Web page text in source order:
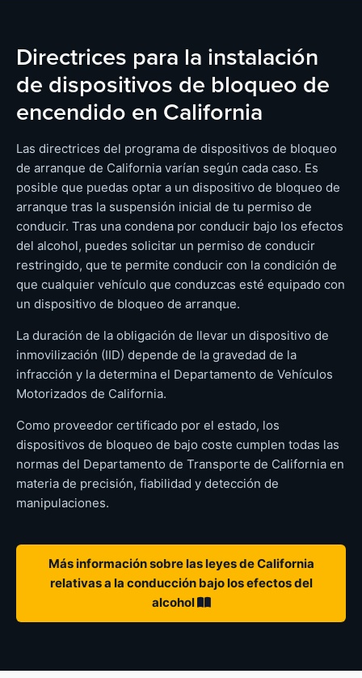
Directrices para la instalación
de dispositivos de bloqueo de
encendido en California
Las directrices del programa de dispositivos de bloqueo
de arranque de California varían según cada caso. Es
posible que puedas optar a un dispositivo de bloqueo de
arranque tras la suspensión inicial de tu permiso de
conducir. Tras una condena por conducir bajo los efectos
del alcohol, puedes solicitar un permiso de conducir
restringido, que te permite conducir con la condición de
que cualquier vehículo que conduzcas esté equipado con
un dispositivo de bloqueo de arranque.
La duración de la obligación de llevar un dispositivo de
inmovilización (IID) depende de la gravedad de la
infracción y la determina el Departamento de Vehículos
Motorizados de California.
Como proveedor certificado por el estado, los
dispositivos de bloqueo de bajo coste cumplen todas las
normas del Departamento de Transporte de California en
materia de precisión, fiabilidad y detección de
manipulaciones.
Más información sobre las leyes de California
relativas a la conducción bajo los efectos del
alcohol